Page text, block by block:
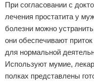
При согласовании с
лечения простатита у
болезни можно
они обеспечивают
для нормальной
Используют мумие,
полках представлены